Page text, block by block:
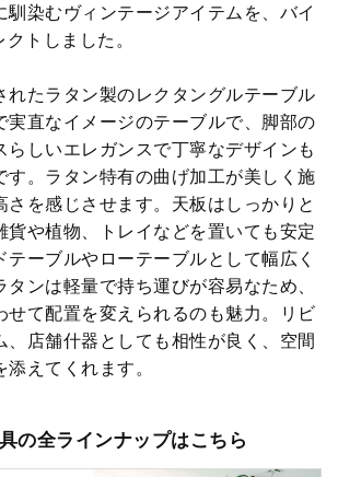
馴染むヴィンテージアイテムを、バイ
トしました。
れたラタン製のレクタングルテーブル
実直なイメージのテーブルで、脚部の
らしいエレガンスで丁寧なデザインも
す。ラタン特有の曲げ加工が美しく施
さを感じさせます。天板はしっかりと
貨や植物、トレイなどを置いても安定
ーブルやローテーブルとして幅広く
ンは軽量で持ち運びが容易なため、
せて配置を変えられるのも魅力。リビ
、店舗什器としても相性が良く、空間
えてくれます。
の全ラインナップはこちら